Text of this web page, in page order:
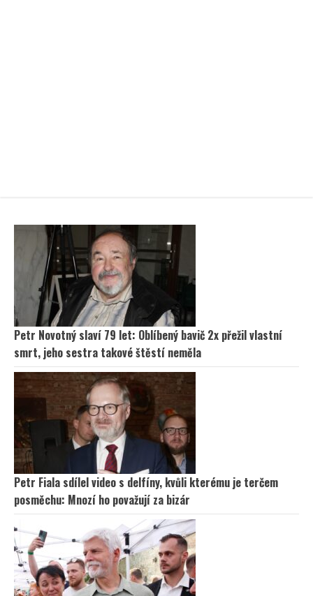
Petr Novotný slaví 79 let: Oblíbený bavič 2x přežil vlastní
smrt, jeho sestra takové štěstí neměla
Petr Fiala sdílel video s delfíny, kvůli kterému je terčem
posměchu: Mnozí ho považují za bizár